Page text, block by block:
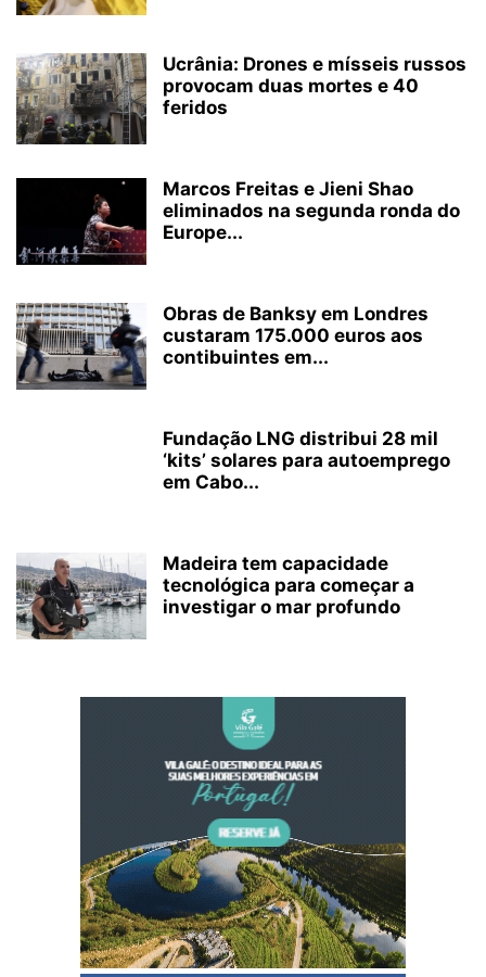
Ucrânia: Drones e mísseis russos
provocam duas mortes e 40
feridos
Marcos Freitas e Jieni Shao
eliminados na segunda ronda do
Europe...
Obras de Banksy em Londres
custaram 175.000 euros aos
contibuintes em...
Fundação LNG distribui 28 mil
‘kits’ solares para autoemprego
em Cabo...
Madeira tem capacidade
tecnológica para começar a
investigar o mar profundo